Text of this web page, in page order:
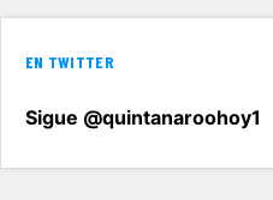
EN TWITTER
Sigue @quintanaroohoy1